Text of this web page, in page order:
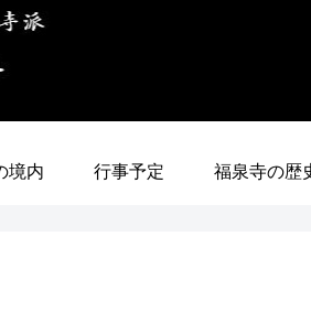
境内 行事予定 福泉寺の歴